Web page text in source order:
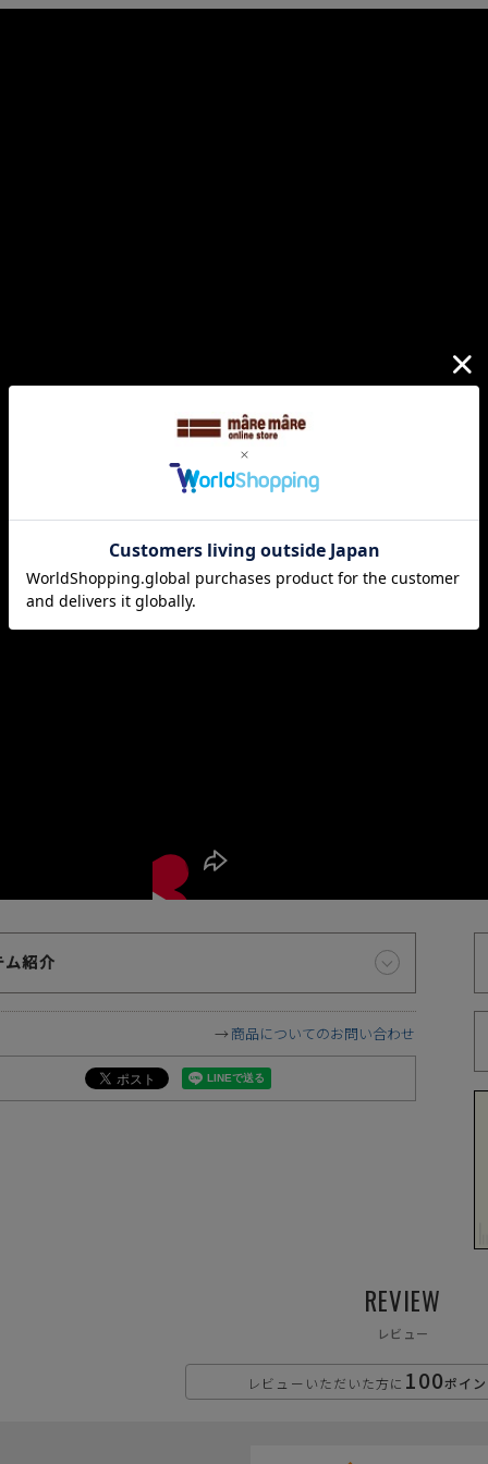
ム紹介
商品についてのお問い合わせ
REVIEW
レビュー
レビューいただいた方に 100ポイ
ご注文から5日以降でしたら、お届け日時と時間帯をご指定
いただけます。ご指定可能な時間帯は「午前中」、「14～16
時」、「16～18時」、「18～20時」、「19～21時」となっ
願います。
違が生じる場合があります。予めご了承下さい。
い。お使いになりたい場合はお問い合せよりご連絡下さい。
。予めご了承下さい。
なります